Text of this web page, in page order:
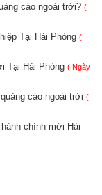
cáo ngoài trời? (
Tại Hải Phòng (
Tại Hải Phòng ( Ngày
cáo ngoài trời (
chính mới Hải